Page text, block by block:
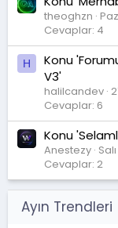
theoghzn
Cevaplar: 4
H
Konu
V3'
halilcandev
Cevaplar: 6
Konu
Anestezy
Cevaplar: 2
Ayın Trendleri